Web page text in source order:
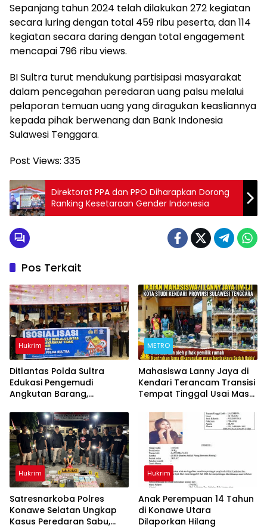
Sepanjang tahun 2024 telah dilakukan 272 kegiatan
secara luring dengan total 459 ribu peserta, dan 114
kegiatan secara daring dengan total engagement
mencapai 796 ribu views.
BI Sultra turut mendukung partisipasi masyarakat
dalam pencegahan peredaran uang palsu melalui
pelaporan temuan uang yang diragukan keasliannya
kepada pihak berwenang dan Bank Indonesia
Sulawesi Tenggara.
Post Views: 335
Direktorat PPA dan PPO Diharapkan Dorong
Ranking Kesetaraan Gender Indonesia
Pos Terkait
Hukrim
Ditlantas Polda Sultra
Edukasi Pengemudi
Angkutan Barang,
Kendaraan Demi
Keselamatan Berlalu Lintas
METRO
Mahasiswa Lanny Jaya di
Kendari Terancam Transisi
Tempat Tinggal Usai Masa
Hukrim
Satresnarkoba Polres
Konawe Selatan Ungkap
Kasus Peredaran Sabu,
Hukrim
Anak Perempuan 14 Tahun
di Konawe Utara
Dilaporkan Hilang